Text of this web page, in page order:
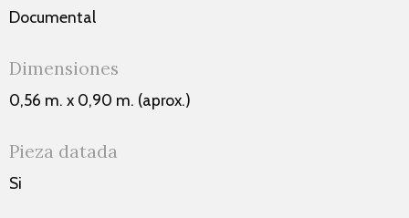
Documental
Dimensiones
0,56 m. x 0,90 m. (aprox.)
Pieza datada
Si